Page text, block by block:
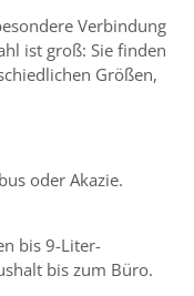
Verbindung
ist groß: Sie finden
Größen,
oder Akazie.
bis 9-Liter-
bis zum Büro.